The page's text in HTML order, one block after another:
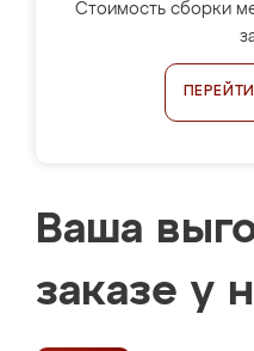
Стоимость сборки
Ваша
заказе у